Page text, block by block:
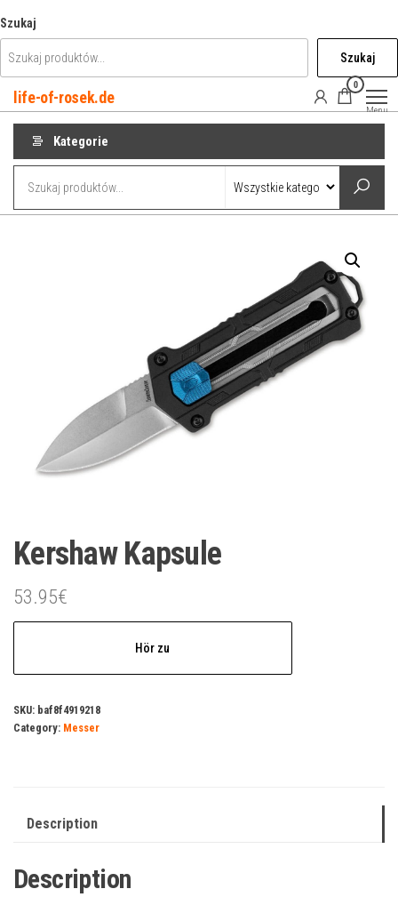
do
treści
Szukaj
Szukaj
life-of-rosek.de
0
Menu
Kategorie
Kershaw Kapsule
53.95€
Hör zu
SKU: baf8f4919218
Category: Messer
Description
Description